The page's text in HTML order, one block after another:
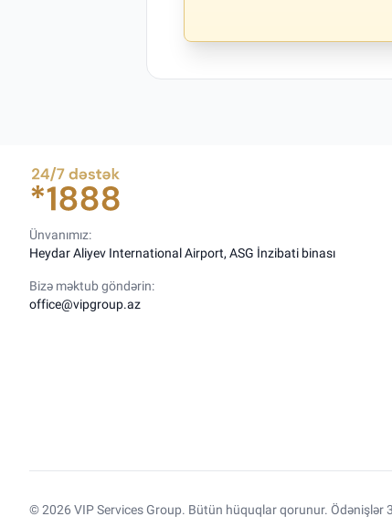
Ünvanımız:
Heydar Aliyev International Airport, ASG İnzibati binası
Bizə məktub göndərin:
office@vipgroup.az
© 2026 VIP Services Group. Bütün hüquqlar qorunur. Ödənişlər